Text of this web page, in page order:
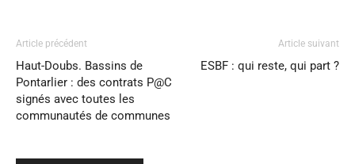
Article précédent
Haut-Doubs. Bassins de
Pontarlier : des contrats P@C
signés avec toutes les
communautés de communes
Article suivant
ESBF : qui reste, qui part ?